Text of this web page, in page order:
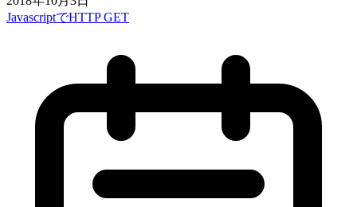
JavascriptでHTTP GET